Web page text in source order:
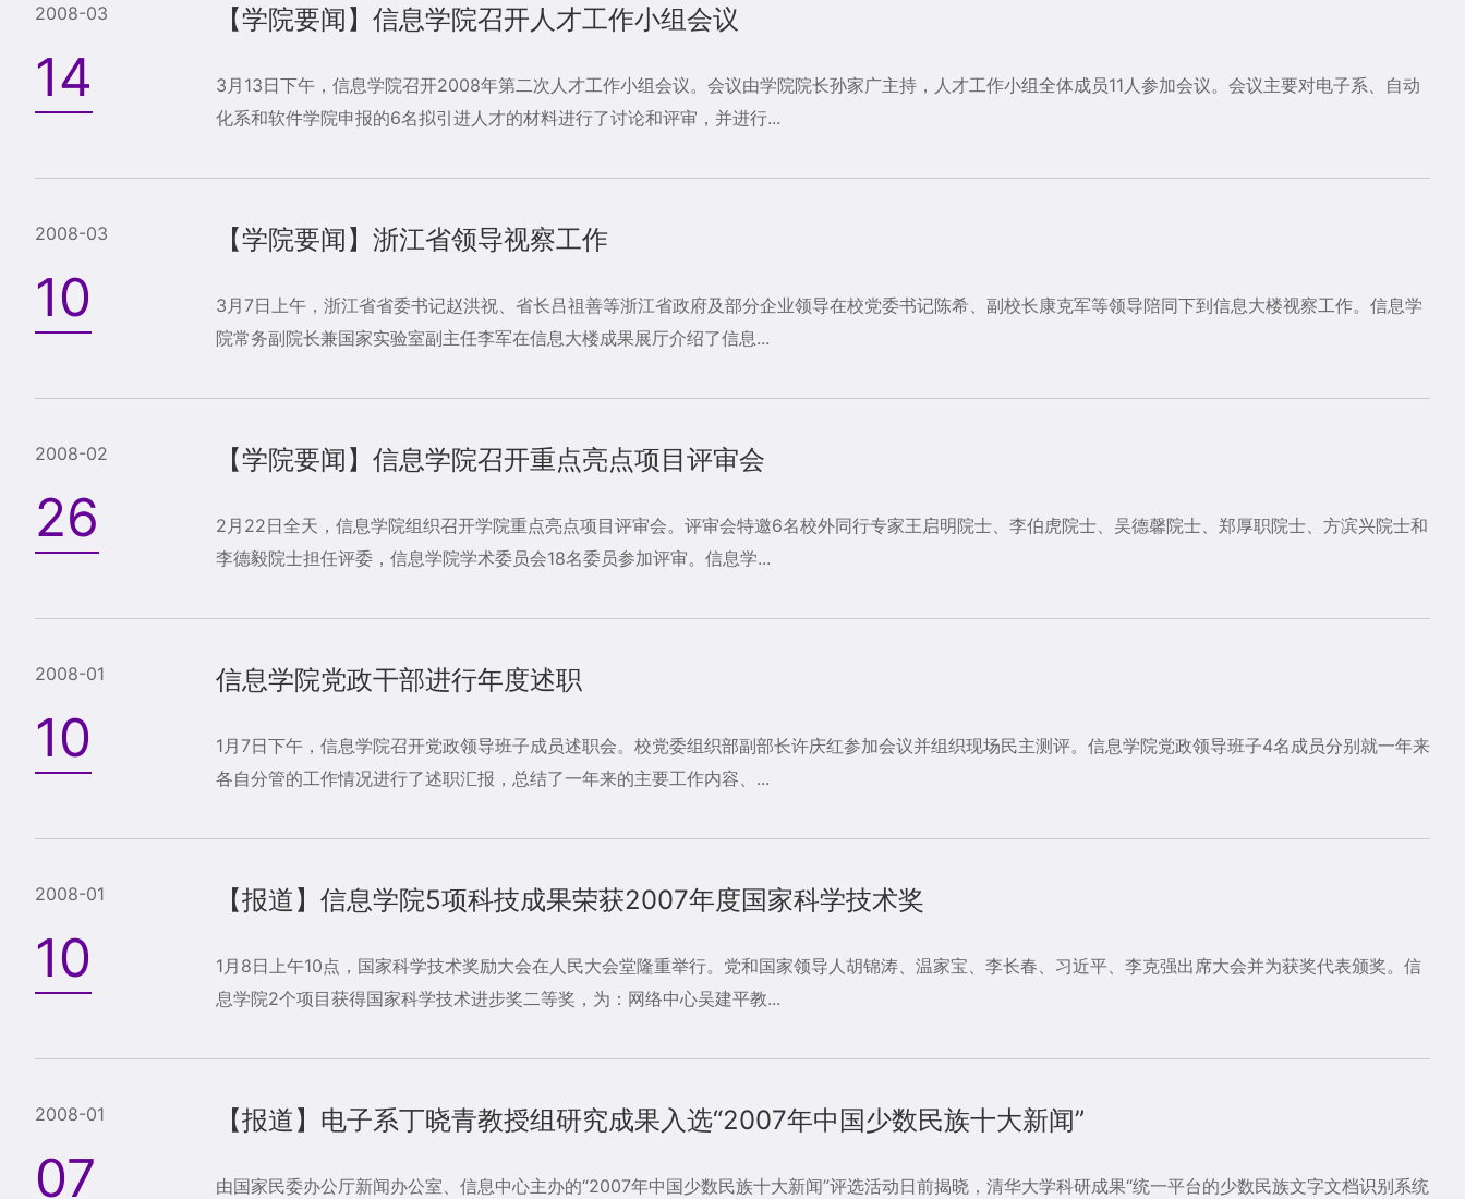
2008-03
14
【学院要闻】信息学院召开人才工作小组会议
3月13日下午，信息学院召开2008年第二次人才工作小组会议。会议由学院院长孙家广主持，人才工作小组全体成员11人参加会议。会议主要对电子系、自动
化系和软件学院申报的6名拟引进人才的材料进行了讨论和评审，并进行...
2008-03
10
【学院要闻】浙江省领导视察工作
3月7日上午，浙江省省委书记赵洪祝、省长吕祖善等浙江省政府及部分企业领导在校党委书记陈希、副校长康克军等领导陪同下到信息大楼视察工作。信息学
院常务副院长兼国家实验室副主任李军在信息大楼成果展厅介绍了信息...
2008-02
26
【学院要闻】信息学院召开重点亮点项目评审会
2月22日全天，信息学院组织召开学院重点亮点项目评审会。评审会特邀6名校外同行专家王启明院士、李伯虎院士、吴德馨院士、郑厚职院士、方滨兴院士和
李德毅院士担任评委，信息学院学术委员会18名委员参加评审。信息学...
2008-01
10
信息学院党政干部进行年度述职
1月7日下午，信息学院召开党政领导班子成员述职会。校党委组织部副部长许庆红参加会议并组织现场民主测评。信息学院党政领导班子4名成员分别就一年来
各自分管的工作情况进行了述职汇报，总结了一年来的主要工作内容、...
2008-01
10
【报道】信息学院5项科技成果荣获2007年度国家科学技术奖
1月8日上午10点，国家科学技术奖励大会在人民大会堂隆重举行。党和国家领导人胡锦涛、温家宝、李长春、习近平、李克强出席大会并为获奖代表颁奖。信
息学院2个项目获得国家科学技术进步奖二等奖，为：网络中心吴建平教...
2008-01
07
【报道】电子系丁晓青教授组研究成果入选“2007年中国少数民族十大新闻”
由国家民委办公厅新闻办公室、信息中心主办的“2007年中国少数民族十大新闻”评选活动日前揭晓，清华大学科研成果“统一平台的少数民族文字文档识别系统